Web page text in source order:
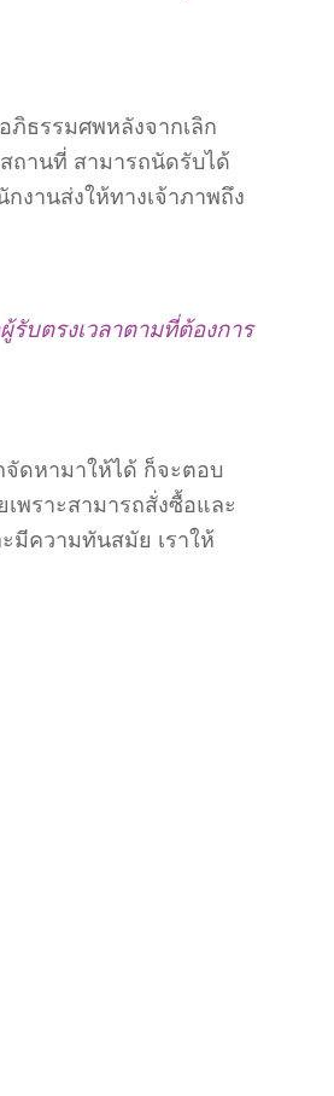
ภิธรรมศพหลังจากเลิก
ถานที่ สามารถนัดรับได้
งานส่งให้ทางเจ้าภาพถึง
รับตรงเวลาตามที่ต้องการ
จัดหามาให้ได้ ก็จะตอบ
พราะสามารถสั่งซื้อและ
มีความทันสมัย เราให้